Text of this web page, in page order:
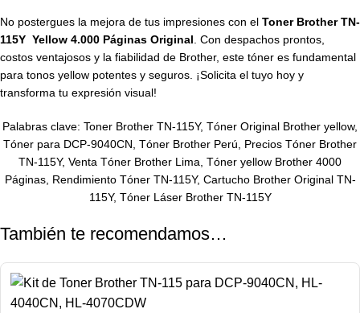
No postergues la mejora de tus impresiones con el Toner Brother TN-
115Y Yellow 4.000 Páginas Original. Con despachos prontos,
costos ventajosos y la fiabilidad de Brother, este tóner es fundamental
para tonos yellow potentes y seguros. ¡Solicita el tuyo hoy y
transforma tu expresión visual!
Palabras clave: Toner Brother TN-115Y, Tóner Original Brother yellow,
Tóner para DCP-9040CN, Tóner Brother Perú, Precios Tóner Brother
TN-115Y, Venta Tóner Brother Lima, Tóner yellow Brother 4000
Páginas, Rendimiento Tóner TN-115Y, Cartucho Brother Original TN-
115Y, Tóner Láser Brother TN-115Y
También te recomendamos…